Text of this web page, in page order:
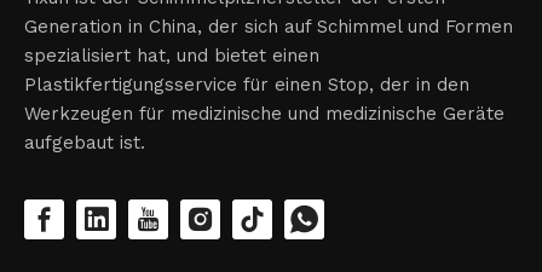
Generation in China, der sich auf Schimmel und Formen
spezialisiert hat, und bietet einen
Plastikfertigungsservice für einen Stop, der in den
Werkzeugen für medizinische und medizinische Geräte
aufgebaut ist.